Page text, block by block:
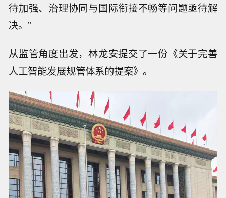
待加强、治理协同与国际衔接不畅等问题亟待解
决。”
从监管角度出发，林龙安提交了一份《关于完善
人工智能发展规管体系的提案》。